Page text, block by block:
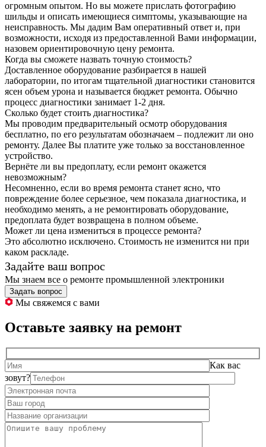
огромным опытом. Но вы можете прислать фотографию
шильды и описать имеющиеся симптомы, указывающие на
неисправность. Мы дадим Вам оперативный ответ и, при
возможности, исходя из предоставленной Вами информации,
назовем ориентировочную цену ремонта.
Когда вы сможете назвать точную стоимость?
Доставленное оборудование разбирается в нашей
лаборатории, по итогам тщательной диагностики становится
ясен объем урона и называется бюджет ремонта. Обычно
процесс диагностики занимает 1-2 дня.
Сколько будет стоить диагностика?
Мы проводим предварительный осмотр оборудования
бесплатно, по его результатам обозначаем – подлежит ли оно
ремонту. Далее Вы платите уже только за восстановленное
устройство.
Вернёте ли вы предоплату, если ремонт окажется
невозможным?
Несомненно, если во время ремонта станет ясно, что
повреждение более серьезное, чем показала диагностика, и
необходимо менять, а не ремонтировать оборудование,
предоплата будет возвращена в полном объеме.
Может ли цена измениться в процессе ремонта?
Это абсолютно исключено. Стоимость не изменится ни при
каком раскладе.
Задайте ваш вопрос
Мы знаем все о ремонте промышленной электроники
Задать вопрос
Мы свяжемся с вами
Оставьте заявку на ремонт
Как вас
зовут?